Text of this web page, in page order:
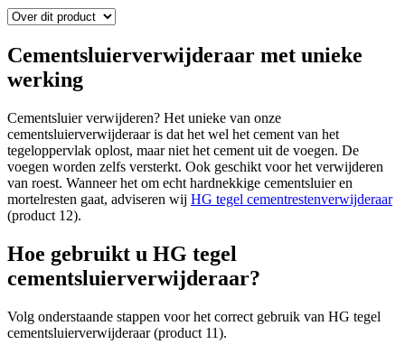
Cementsluierverwijderaar met unieke
werking
Cementsluier verwijderen? Het unieke van onze
cementsluierverwijderaar is dat het wel het cement van het
tegeloppervlak oplost, maar niet het cement uit de voegen. De
voegen worden zelfs versterkt. Ook geschikt voor het verwijderen
van roest. Wanneer het om echt hardnekkige cementsluier en
mortelresten gaat, adviseren wij HG tegel cementrestenverwijderaar
(product 12).
Hoe gebruikt u HG tegel
cementsluierverwijderaar?
Volg onderstaande stappen voor het correct gebruik van HG tegel
cementsluierverwijderaar (product 11).